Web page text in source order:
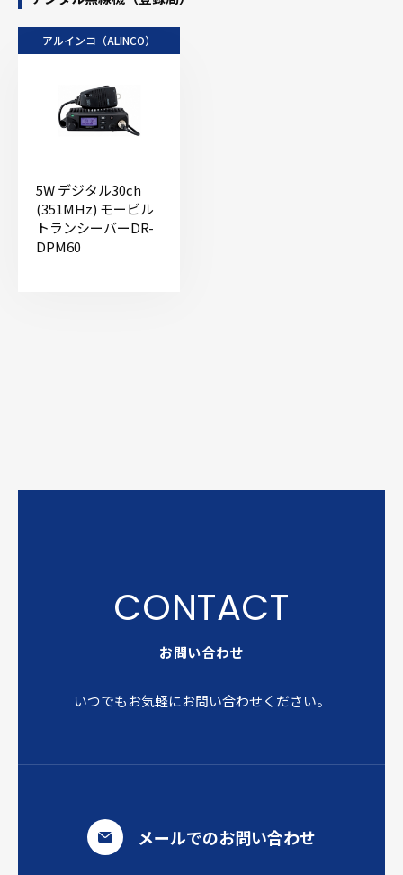
アルインコ（ALINCO）
5W デジタル30ch
(351MHz) モービル
トランシーバーDR-
DPM60
お問い合わせ
いつでもお気軽にお問い合わせください。
メールでのお問い合わせ